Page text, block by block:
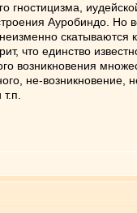
гностицизма,
Ауробиндо. Но
скатываются
что единство
возникновения
не-возникновение,